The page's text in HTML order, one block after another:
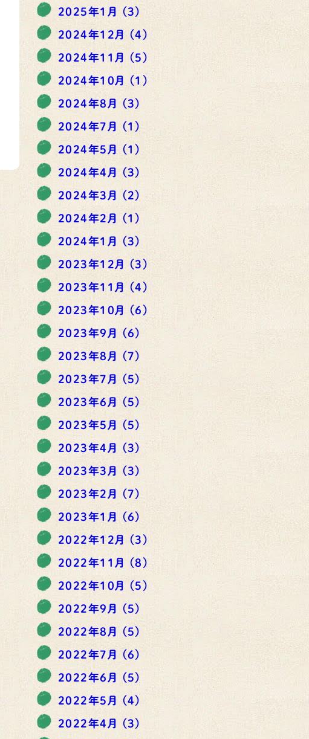
2025年1月 (3)
2024年12月 (4)
2024年11月 (5)
2024年10月 (1)
2024年8月 (3)
2024年7月 (1)
2024年5月 (1)
2024年4月 (3)
2024年3月 (2)
2024年2月 (1)
2024年1月 (3)
2023年12月 (3)
2023年11月 (4)
2023年10月 (6)
2023年9月(6)
2023年8月 (7)
2023年7月 (5)
2023年6月(5)
2023年5月 (5)
2023年4月 (3)
2023年3月 (3)
2023年2月 (7)
2023年1月 (6)
2022年12月 (3)
2022年11月 (8)
2022年10月 (5)
2022年9月 (5)
2022年8月 (5)
2022年7月 (6)
2022年6月 (5)
2022年5月 (4)
2022年4月 (3)